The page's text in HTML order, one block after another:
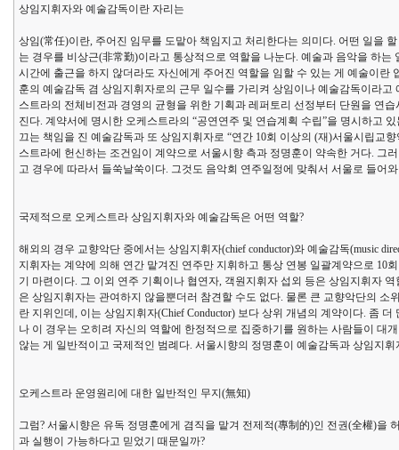
상임지휘자와 예술감독이란 자리는
상임(常任)이란, 주어진 임무를 도맡아 책임지고 처리한다는 의미다. 어떤 일을
는 경우를 비상근(非常勤)이라고 통상적으로 역할을 나눈다. 예술과 음악을 하
시간에 출근을 하지 않더라도 자신에게 주어진 역할을 임할 수 있는 게 예술이
훈의 예술감독 겸 상임지휘자로의 근무 일수를 가리켜 상임이나 예술감독이라
스트라의 전체비전과 경영의 균형을 위한 기획과 레퍼토리 선정부터 단원을 연
진다. 계약서에 명시한 오케스트라의 “공연연주 및 연습계획 수립”을 명시하고
끄는 책임을 진 예술감독과 또 상임지휘자로 “연간 10회 이상의 (재)서울시립교
스트라에 헌신하는 조건임이 계약으로 서울시향 측과 정명훈이 약속한 거다. 그
고 경우에 따라서 들쑥날쑥이다. 그것도 음악회 연주일정에 맞춰서 서울로 들
국제적으로 오케스트라 상임지휘자와 예술감독은 어떤 역할?
해외의 경우 교향악단 중에서는 상임지휘자(chief conductor)와 예술감독(music
지휘자는 계약에 의해 연간 맡겨진 연주만 지휘하고 통상 연봉 일괄계약으로 10
기 마련이다. 그 이외 연주 기획이나 협연자, 객원지휘자 섭외 등은 상임지휘자
은 상임지휘자는 관여하지 않을뿐더러 참견할 수도 없다. 물론 큰 교향악단의 소
란 지위인데, 이는 상임지휘자(Chief Conductor) 보다 상위 개념의 계약이다. 좀
나 이 경우는 오히려 자신의 역할에 한정적으로 집중하기를 원하는 사람들이 대
않는 게 일반적이고 국제적인 범례다. 서울시향의 정명훈이 예술감독과 상임지
오케스트라 운영원리에 대한 일반적인 무지(無知)
그럼? 서울시향은 유독 정명훈에게 겸직을 맡겨 전제적(專制的)인 전권(全權)을
과 실행이 가능하다고 믿었기 때문일까?